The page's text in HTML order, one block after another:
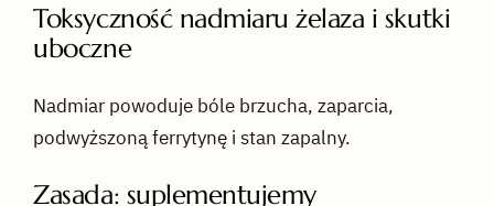
Toksyczność nadmiaru żelaza i skutki
uboczne
Nadmiar powoduje bóle brzucha, zaparcia,
podwyższoną ferrytynę i stan zapalny.
Zasada: suplementujemy